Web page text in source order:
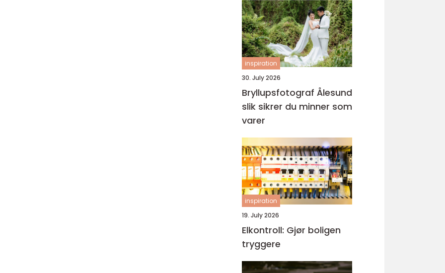
inspiration
30. July 2026
Bryllupsfotograf Ålesund
slik sikrer du minner som
varer
inspiration
19. July 2026
Elkontroll: Gjør boligen
tryggere